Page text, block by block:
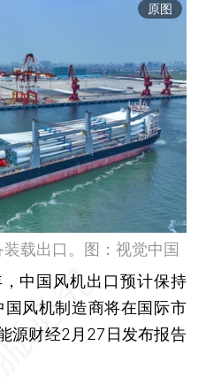
原图
载出口。图：视觉中国
中国风机出口预计保持
风机制造商将在国际市
源财经2月27日发布报告